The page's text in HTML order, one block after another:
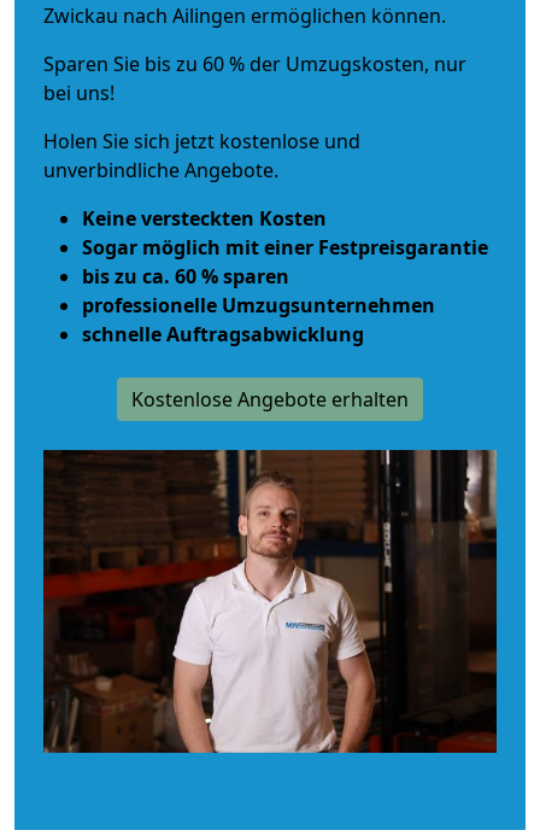
Zwickau nach Ailingen ermöglichen können.
Sparen Sie bis zu 60 % der Umzugskosten, nur
bei uns!
Holen Sie sich jetzt kostenlose und
unverbindliche Angebote.
Keine versteckten Kosten
Sogar möglich mit einer Festpreisgarantie
bis zu ca. 60 % sparen
professionelle Umzugsunternehmen
schnelle Auftragsabwicklung
Kostenlose Angebote erhalten